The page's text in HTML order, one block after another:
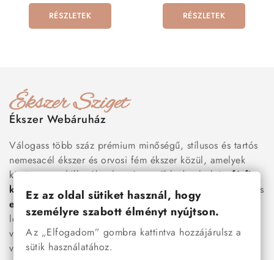
RÉSZLETEK RÉSZLETEK
Ékszer Webáruház
Válogass több száz prémium minőségű, stílusos és tartós
nemesacél ékszer és orvosi fém ékszer közül, amelyek
között megtalálhatók a legnépszerűbb darabok is:férfi
karkötők
, női nyakláncok , karikagyűrűk
és
esküvői kiegészítőkegyaránt. Webáruházunkban a
legújabb trendeket követő, mégis időtálló ékszerek közül
választhatsz – legyen szó ajándékról, mindennapi
viseletről vagy különleges alkalmakról.
Ez az oldal sütiket használ, hogy
személyre szabott élményt nyújtson.
Az „Elfogadom” gombra kattintva hozzájárulsz a
sütik használatához.